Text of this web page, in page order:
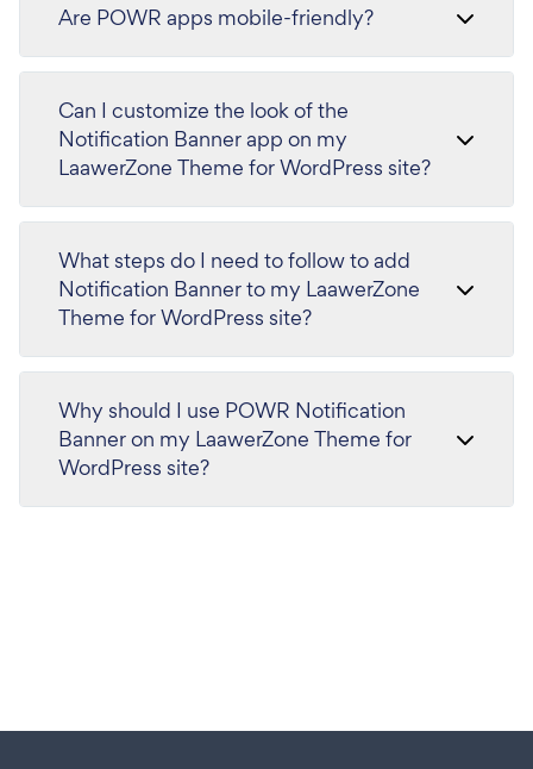
Are POWR apps mobile-friendly?
Can I customize the look of the
Notification Banner app on my
LaawerZone Theme for WordPress site?
What steps do I need to follow to add
Notification Banner to my LaawerZone
Theme for WordPress site?
Why should I use POWR Notification
Banner on my LaawerZone Theme for
WordPress site?